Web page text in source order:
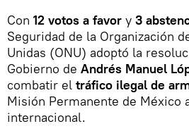
Con 12 votos a favor y 3
Seguridad de la Organización
Unidas (ONU) adoptó la
Gobierno de Andrés Manuel
combatir el tráfico ilegal de
Misión Permanente de México
internacional.